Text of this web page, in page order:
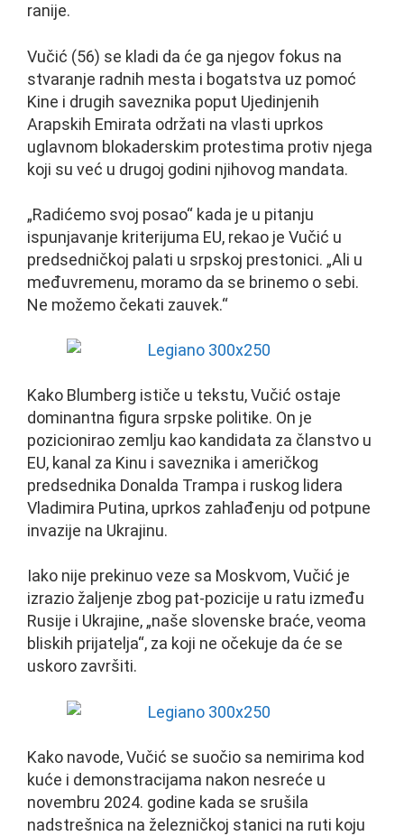
ranije.
Vučić (56) se kladi da će ga njegov fokus na
stvaranje radnih mesta i bogatstva uz pomoć
Kine i drugih saveznika poput Ujedinjenih
Arapskih Emirata održati na vlasti uprkos
uglavnom blokaderskim protestima protiv njega
koji su već u drugoj godini njihovog mandata.
„Radićemo svoj posao“ kada je u pitanju
ispunjavanje kriterijuma EU, rekao je Vučić u
predsedničkoj palati u srpskoj prestonici. „Ali u
međuvremenu, moramo da se brinemo o sebi.
Ne možemo čekati zauvek.“
Kako Blumberg ističe u tekstu, Vučić ostaje
dominantna figura srpske politike. On je
pozicionirao zemlju kao kandidata za članstvo u
EU, kanal za Kinu i saveznika i američkog
predsednika Donalda Trampa i ruskog lidera
Vladimira Putina, uprkos zahlađenju od potpune
invazije na Ukrajinu.
Iako nije prekinuo veze sa Moskvom, Vučić je
izrazio žaljenje zbog pat-pozicije u ratu između
Rusije i Ukrajine, „naše slovenske braće, veoma
bliskih prijatelja“, za koji ne očekuje da će se
uskoro završiti.
Kako navode, Vučić se suočio sa nemirima kod
kuće i demonstracijama nakon nesreće u
novembru 2024. godine kada se srušila
nadstrešnica na železničkoj stanici na ruti koju